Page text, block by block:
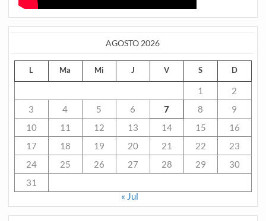
AGOSTO 2026
L Ma Mi J V S D
1
2
3
4 5 6 7 8
9
10
11 12 13 14 15
16
17
18 19 20 21 22
23
24
25 26 27 28 29
30
31
« Jul